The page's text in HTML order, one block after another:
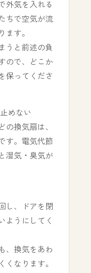
外気を入れる
ちで空気が流
す。
うと前述の負
ので、どこか
保ってくださ
めない
換気扇は、
す。電気代節
湿気・臭気が
し、ドアを閉
ようにしてく
、換気をあわ
なります。